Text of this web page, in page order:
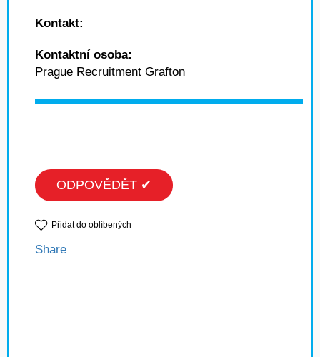
Kontakt:
Kontaktní osoba:
Prague Recruitment Grafton
ODPOVĚDĚT ✔
Přidat do oblíbených
Share